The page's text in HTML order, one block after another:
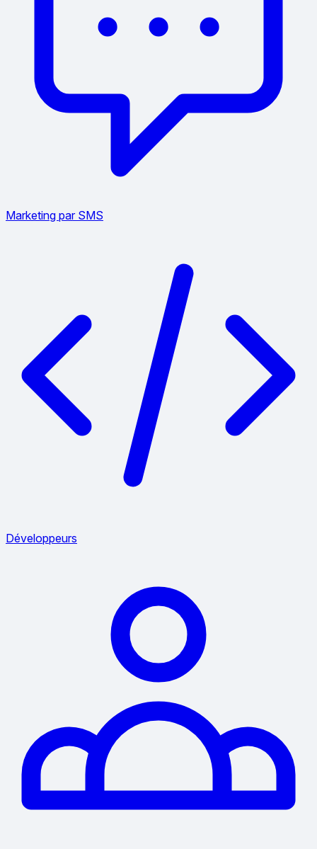
Marketing par SMS
Développeurs